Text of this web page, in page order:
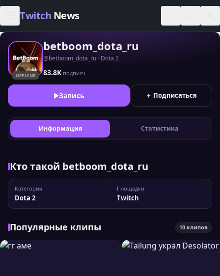
Skip to content
Twitch News
OFFLINE
betboom_dota_ru
@betboom_dota_ru · Dota 2
83.8K подписч.
Запись ＋ Подписаться
Информация Статистика
Кто такой betboom_dota_ru
Категория
Dota 2
Площадки
Twitch
Популярные клипы 10 клипов